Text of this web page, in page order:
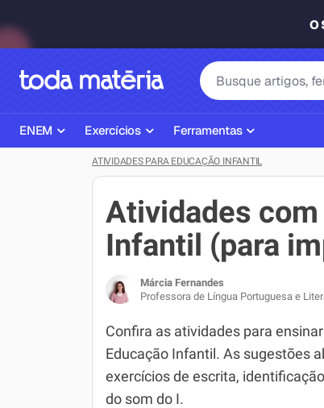
O
ENEM
Página Inicial ENEM
Plano de Estudos
Matérias do ENEM
Exercícios ENEM
Simulados ENEM
Simulador SiSU
Exercícios
ENEM
Matemática
Português
Biologia
Inglês
Geografia
Física
Ferramentas
Ajudante de Dever de
Corretor de Redação
Exercícios
Gerador Referências
ATIVIDADES PARA EDUCAÇÃO INFANTIL
Atividades com
Infantil (para
Márcia Fernandes
Professora de Língua Portuguesa e
Confira as atividades para
Educação Infantil. As sugestões
exercícios de escrita,
do som do I.